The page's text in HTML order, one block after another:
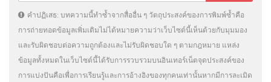
คำปฏิเสธ: บทความนี้ทำซ้ำจากสื่ออื่น ๆ วัตถุประสงค์ของการพิมพ์ซ้ำคือ
การถ่ายทอดข้อมูลเพิ่มเติมไม่ได้หมายความว่าเว็บไซต์นี้เห็นด้วยกับมุมมอง
และรับผิดชอบต่อความถูกต้องและไม่รับผิดชอบใด ๆ ตามกฎหมาย แหล่ง
ข้อมูลทั้งหมดในเว็บไซต์นี้ได้รับการรวบรวมบนอินเทอร์เน็ตจุดประสงค์ของ
การแบ่งปันคือเพื่อการเรียนรู้และการอ้างอิงของทุกคนเท่านั้นหากมีการละเมิด